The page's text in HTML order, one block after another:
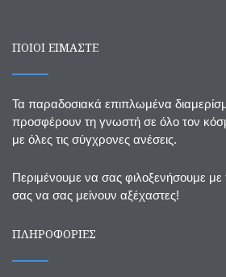
ΠΟΙΟΙ ΕΙΜΑΣΤΕ
Τα παραδοσιακά επιπλωμένα
προσφέρουν τη γνωστή σε όλο τον
με όλες τις σύγχρονες ανέσεις.
Περιμένουμε να σας φιλοξενήσουμε με
σας να σας μείνουν αξέχαστες!
ΠΛΗΡΟΦΟΡΙΕΣ